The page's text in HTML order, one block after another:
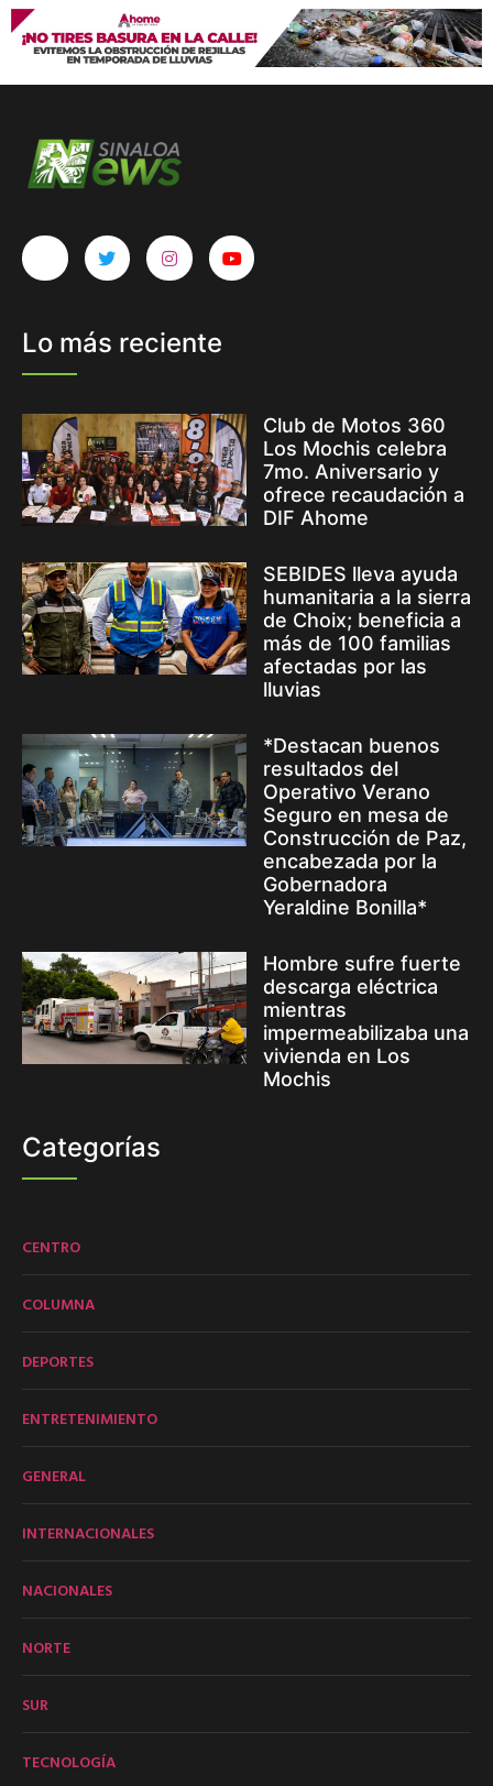
Lo más reciente
Club de Motos 360
Los Mochis celebra
7mo. Aniversario y
ofrece recaudación a
DIF Ahome
SEBIDES lleva ayuda
humanitaria a la sierra
de Choix; beneficia a
más de 100 familias
afectadas por las
lluvias
*Destacan buenos
resultados del
Operativo Verano
Seguro en mesa de
Construcción de Paz,
encabezada por la
Gobernadora
Yeraldine Bonilla*
Hombre sufre fuerte
descarga eléctrica
mientras
impermeabilizaba una
vivienda en Los
Mochis
Categorías
CENTRO
COLUMNA
DEPORTES
ENTRETENIMIENTO
GENERAL
INTERNACIONALES
NACIONALES
NORTE
SUR
TECNOLOGÍA